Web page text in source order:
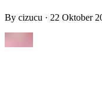
By cizucu · 22 Oktober